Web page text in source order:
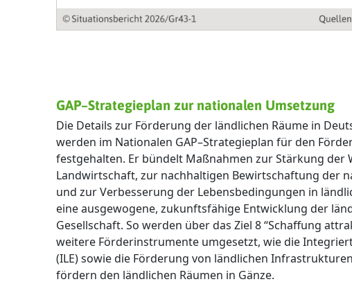
GAP–Strategieplan zur nationalen Umsetzung
Die Details zur Förderung der ländlichen Räume in
werden im Nationalen GAP–Strategieplan für den
festgehalten. Er bündelt Maßnahmen zur Stärkung
Landwirtschaft, zur nachhaltigen Bewirtschaftung der
und zur Verbesserung der Lebensbedingungen in
eine ausgewogene, zukunftsfähige Entwicklung der
Gesellschaft. So werden über das Ziel 8 “Schaffung
weitere Förderinstrumente umgesetzt, wie die
(ILE) sowie die Förderung von ländlichen Infrastrukturen
fördern den ländlichen Räumen in Gänze.